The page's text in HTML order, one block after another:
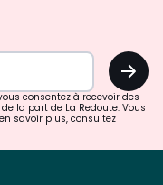
OK
consentez à recevoir des
la part de La Redoute. Vous
savoir plus, consultez